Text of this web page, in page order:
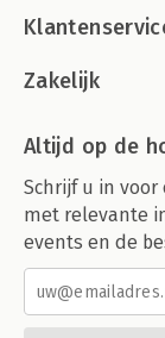
Zakelijk
Altijd op de
Schrijf u in
met relevante
events en de